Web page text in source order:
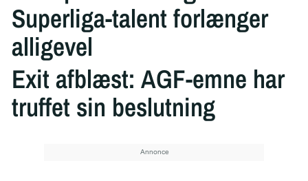
Superliga-talent forlænger
alligevel
Exit afblæst: AGF-emne har
truffet sin beslutning